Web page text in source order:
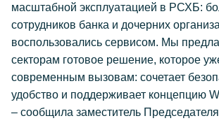
масштабной эксплуатацией в РСХБ:
сотрудников банка и дочерних
воспользовались сервисом. Мы
секторам готовое решение, которое
современным вызовам: сочетает
удобство и поддерживает концепцию
– сообщила заместитель